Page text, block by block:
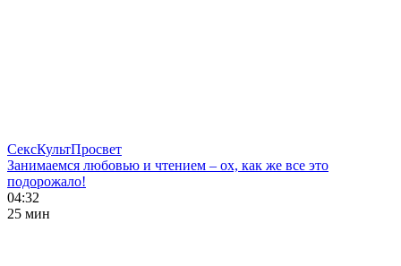
СексКультПросвет
Занимаемся любовью и чтением – ох, как же все это
подорожало!
04:32
25 мин